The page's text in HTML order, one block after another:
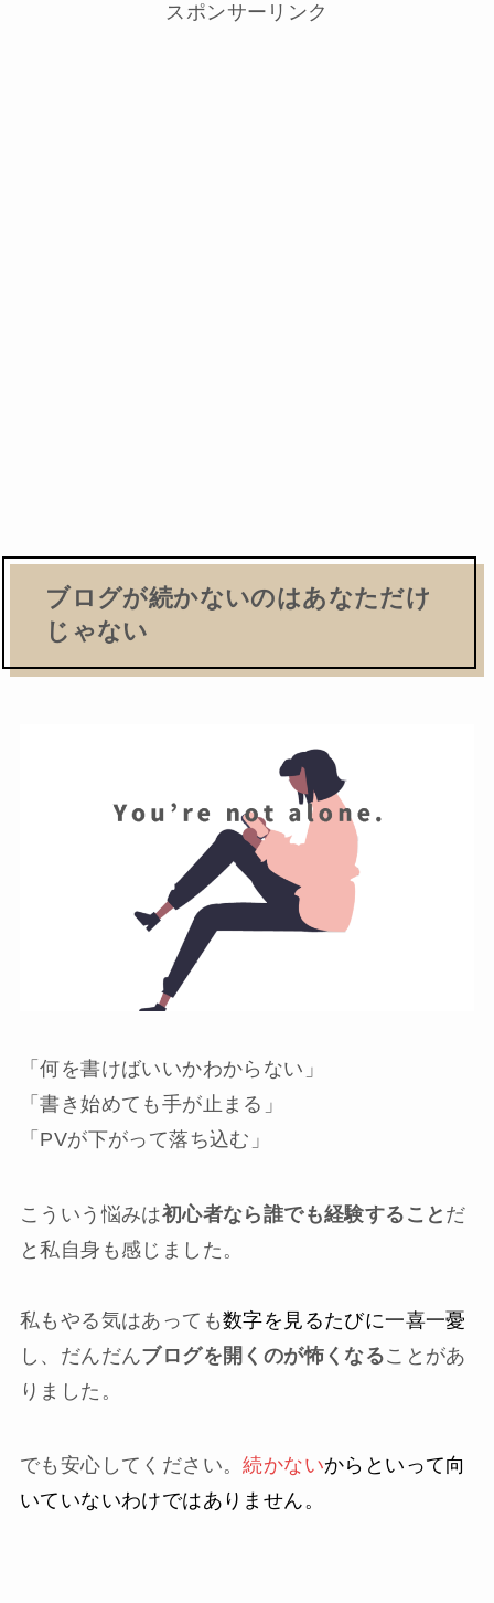
スポンサーリンク
ブログが続かないのはあなただけ
じゃない
「何を書けばいいかわからない」
「書き始めても手が止まる」
「PVが下がって落ち込む」
こういう悩みは初心者なら誰でも経験すること だ
と私自身も感じました。
私もやる気はあっても数字を見るたびに一喜一憂
し、だんだんブログを開くのが怖くなることがあ
りました。
でも安心してください。続かないからといって向
いていないわけではありません。